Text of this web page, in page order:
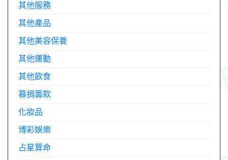
其他服務
其他產品
其他美容保養
其他運動
其他飲食
募捐籌款
化妝品
博彩娛樂
占星算命